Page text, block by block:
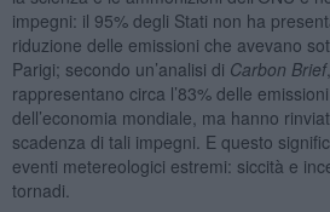
impegni: il 95% degli Stati non ha
riduzione delle emissioni che avevano
Parigi; secondo un’analisi di Carbon Brief
rappresentano circa l’83% delle
dell’economia mondiale, ma hanno
scadenza di tali impegni. E questo
eventi metereologici estremi: siccità e
tornadi.